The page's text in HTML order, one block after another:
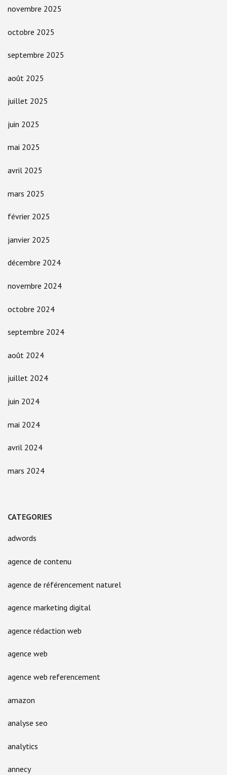
novembre 2025
octobre 2025
septembre 2025
août 2025
juillet 2025
juin 2025
mai 2025
avril 2025
mars 2025
février 2025
janvier 2025
décembre 2024
novembre 2024
octobre 2024
septembre 2024
août 2024
juillet 2024
juin 2024
mai 2024
avril 2024
mars 2024
CATEGORIES
adwords
agence de contenu
agence de référencement naturel
agence marketing digital
agence rédaction web
agence web
agence web referencement
amazon
analyse seo
analytics
annecy